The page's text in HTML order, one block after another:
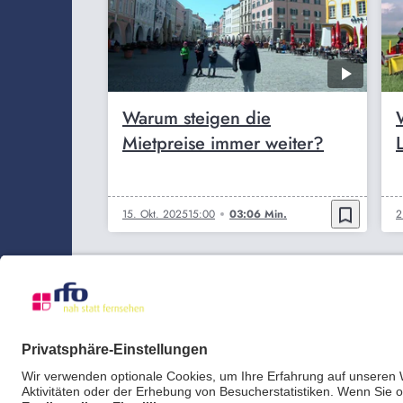
Warum steigen die
Mietpreise immer weiter?
15. Okt. 202515:00 03:06 Min. bookmark_border